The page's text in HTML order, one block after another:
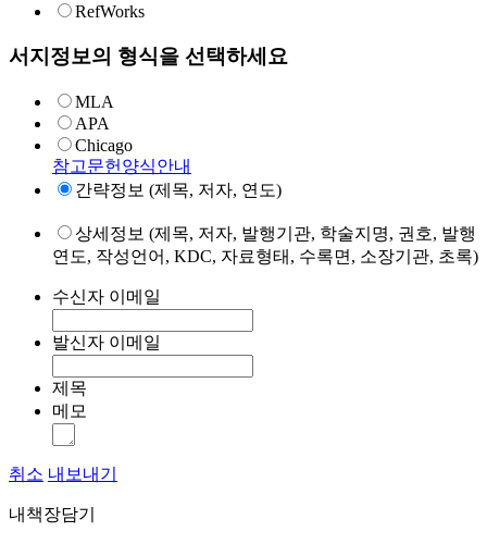
RefWorks
서지정보의 형식을 선택하세요
MLA
APA
Chicago
참고문헌양식안내
간략정보 (제목, 저자, 연도)
상세정보 (제목, 저자, 발행기관, 학술지명, 권호, 발행
연도, 작성언어, KDC, 자료형태, 수록면, 소장기관, 초록)
수신자 이메일
발신자 이메일
제목
메모
취소 내보내기
내책장담기